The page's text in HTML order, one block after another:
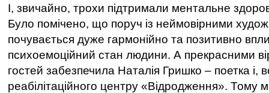
І, звичайно, трохи підтримали ментальне
Було помічено, що поруч із неймовірними
почувається дуже гармонійно та позитивно
психоемоційний стан людини. А прекрасними
гостей забезпечила Наталія Гришко – поетка і,
реабілітаційного центру «Відродження». Тому